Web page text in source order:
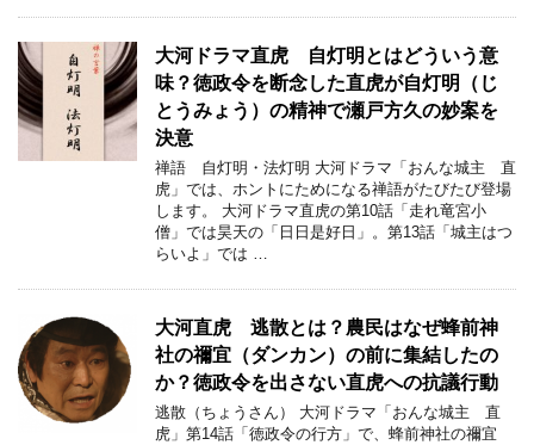
大河ドラマ直虎 自灯明とはどういう意
味？徳政令を断念した直虎が自灯明（じ
とうみょう）の精神で瀬戸方久の妙案を
決意
禅語 自灯明・法灯明 大河ドラマ「おんな城主 直
虎」では、ホントにためになる禅語がたびたび登場
します。 大河ドラマ直虎の第10話「走れ竜宮小
僧」では昊天の「日日是好日」。第13話「城主はつ
らいよ」では …
大河直虎 逃散とは？農民はなぜ蜂前神
社の禰宜（ダンカン）の前に集結したの
か？徳政令を出さない直虎への抗議行動
逃散（ちょうさん） 大河ドラマ「おんな城主 直
虎」第14話「徳政令の行方」で、蜂前神社の禰宜